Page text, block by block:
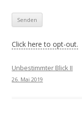
Click here to opt-out.
Unbestimmter Blick II
26. Mai 2019